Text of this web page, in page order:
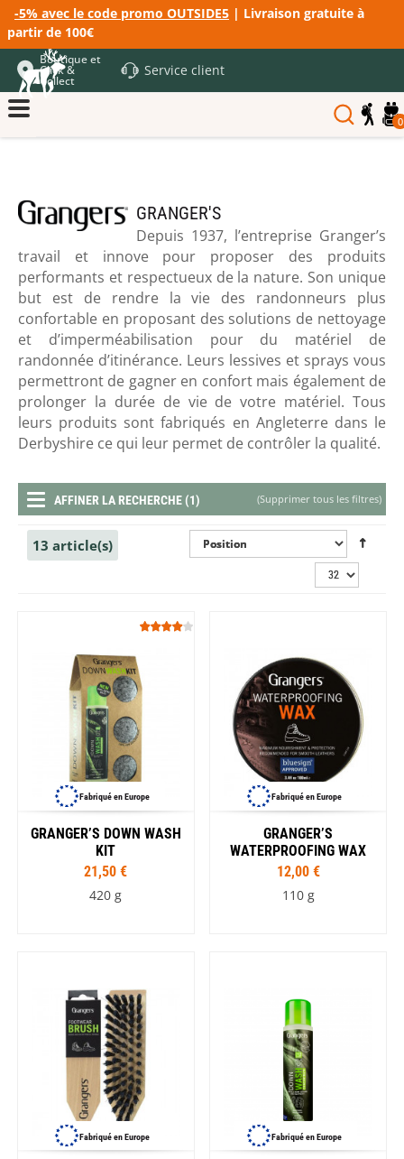
-5% avec le code promo OUTSIDE5 | Livraison gratuite à
partir de 100€
Boutique et
Click &
Collect
Service client
0
GRANGER'S
Depuis 1937, l’entreprise Granger’s
travail et innove pour proposer des produits
performants et respectueux de la nature. Son unique
but est de rendre la vie des randonneurs plus
confortable en proposant des solutions de nettoyage
et d’imperméabilisation pour du matériel de
randonnée d’itinérance. Leurs lessives et sprays vous
permettront de gagner en confort mais également de
prolonger la durée de vie de votre matériel. Tous
leurs produits sont fabriqués en Angleterre dans le
Derbyshire ce qui leur permet de contrôler la qualité.
(Supprimer tous les filtres)
AFFINER LA RECHERCHE (1)
13 article(s)
Fabriqué en Europe
GRANGER’S DOWN WASH
KIT
21,50 €
420 g
Fabriqué en Europe
GRANGER’S
WATERPROOFING WAX
12,00 €
110 g
Fabriqué en Europe Fabriqué en Europe